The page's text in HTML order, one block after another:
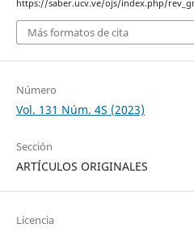
https://saber.ucv.ve/ojs/index.php/
Más formatos de cita
Número
Vol. 131 Núm. 4S (2023)
Sección
ARTÍCULOS ORIGINALES
Licencia